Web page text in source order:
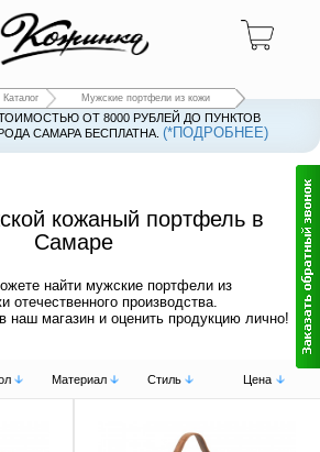
Каталог Мужские портфели из кожи
ОТ 8000 РУБЛЕЙ ДО ПУНКТОВ
САМАРА БЕСПЛАТНА. (*ПОДРОБНЕЕ)
кожаный портфель в
Самаре
найти мужские портфели из
отечественного производства.
наш магазин и оценить продукцию лично!
Материал Стиль Цена